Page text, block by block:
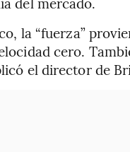
la “fuerza”
cero.
el director de